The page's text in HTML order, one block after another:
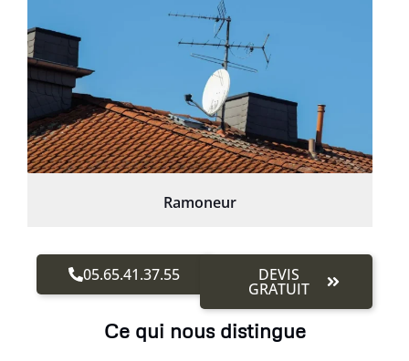
Ramoneur
05.65.41.37.55 DEVIS
GRATUIT
Ce qui nous distingue